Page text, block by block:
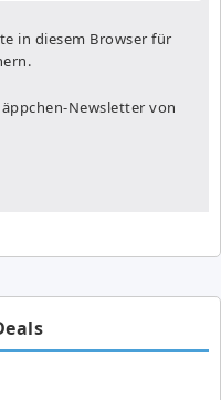
in diesem Browser für
Newsletter von